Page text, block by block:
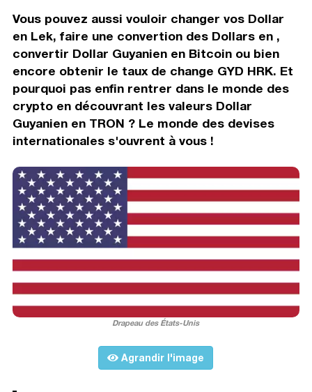
Vous pouvez aussi vouloir changer vos Dollar
en Lek, faire une convertion des Dollars en ,
convertir Dollar Guyanien en Bitcoin ou bien
encore obtenir le taux de change GYD HRK. Et
pourquoi pas enfin rentrer dans le monde des
crypto en découvrant les valeurs Dollar
Guyanien en TRON ? Le monde des devises
internationales s'ouvrent à vous !
Drapeau des États-Unis
Agrandir l'image